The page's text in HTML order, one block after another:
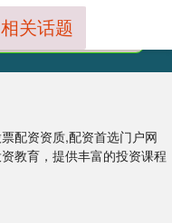
配资资质,配资首选门户网
教育，提供丰富的投资课程
关话题